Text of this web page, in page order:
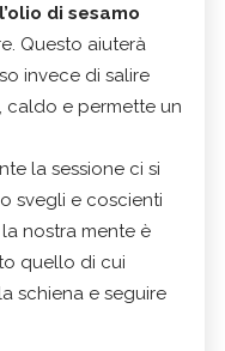
di sesamo
Questo aiuterà
invece di salire
caldo e permette un
la sessione ci si
svegli e coscienti
nostra mente è
quello di cui
schiena e seguire